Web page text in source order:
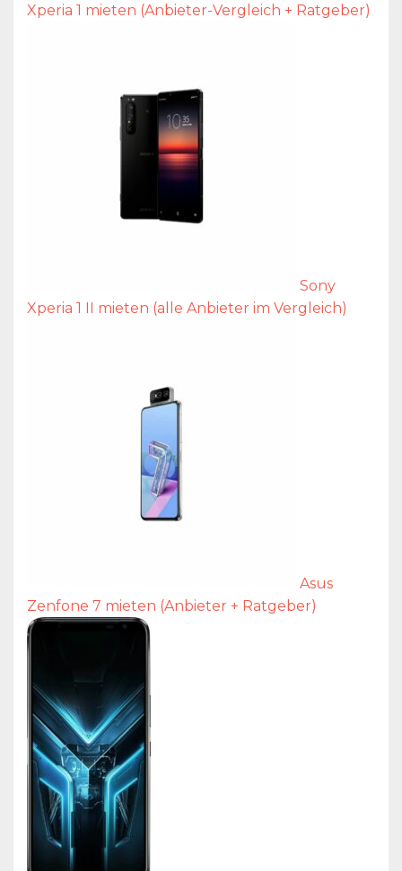
Xperia 1 mieten (Anbieter-Vergleich + Ratgeber)
Sony
Xperia 1 II mieten (alle Anbieter im Vergleich)
Asus
Zenfone 7 mieten (Anbieter + Ratgeber)